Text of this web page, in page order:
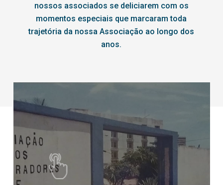
nossos associados se deliciarem com os
momentos especiais que marcaram toda
trajetória da nossa Associação ao longo dos
anos.